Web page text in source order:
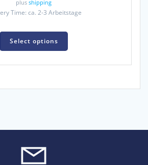
plus shipping
Time: ca. 2-3 Arbeitstage
Select options
This
has
multiple
The
chosen